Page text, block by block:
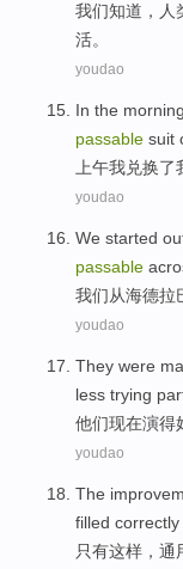
我们知道 ，
活。
youdao
In the morning
passable suit
上午我兑换了
youdao
We started
passable
我们从海德拉
youdao
They were
less trying
他们现在演得
youdao
The
filled correctly
只有这样 ，通